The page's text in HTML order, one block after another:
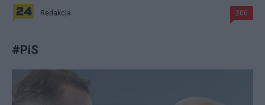
Redakcja 206
#PiS